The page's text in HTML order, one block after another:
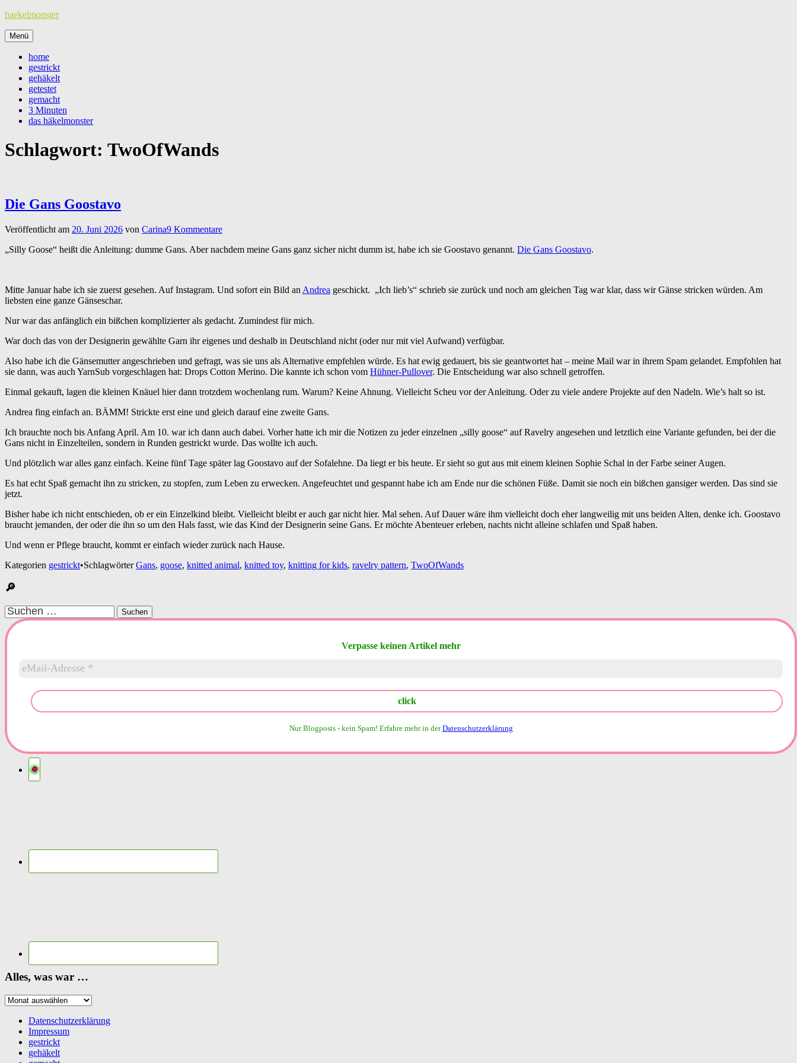
Zum
springen
haekelmonster
Menü
home
gestrickt
gehäkelt
getestet
gemacht
3 Minuten
das häkelmonster
Schlagwort: TwoOfWands
Die Gans Goostavo
Veröffentlicht am 20. Juni 2026 von Carina9 Kommentare
„Silly Goose“ heißt die Anleitung: dumme Gans. Aber nachdem meine Gans ganz sicher nicht dumm ist, habe ich sie Goostavo genannt. Die Gans Goostavo.
Mitte Januar habe ich sie zuerst gesehen. Auf Instagram. Und sofort ein Bild an Andrea geschickt. „Ich lieb’s“ schrieb sie zurück und noch am gleichen Tag war klar, dass wir Gänse stricken würden. Am
liebsten eine ganze Gänseschar.
Nur war das anfänglich ein bißchen komplizierter als gedacht. Zumindest für mich.
War doch das von der Designerin gewählte Garn ihr eigenes und deshalb in Deutschland nicht (oder nur mit viel Aufwand) verfügbar.
Also habe ich die Gänsemutter angeschrieben und gefragt, was sie uns als Alternative empfehlen würde. Es hat ewig gedauert, bis sie geantwortet hat – meine Mail war in ihrem Spam gelandet. Empfohlen hat
sie dann, was auch YarnSub vorgeschlagen hat: Drops Cotton Merino. Die kannte ich schon vom Hühner-Pullover. Die Entscheidung war also schnell getroffen.
Einmal gekauft, lagen die kleinen Knäuel hier dann trotzdem wochenlang rum. Warum? Keine Ahnung. Vielleicht Scheu vor der Anleitung. Oder zu viele andere Projekte auf den Nadeln. Wie’s halt so ist.
Andrea fing einfach an. BÄMM! Strickte erst eine und gleich darauf eine zweite Gans.
Ich brauchte noch bis Anfang April. Am 10. war ich dann auch dabei. Vorher hatte ich mir die Notizen zu jeder einzelnen „silly goose“ auf Ravelry angesehen und letztlich eine Variante gefunden, bei der die
Gans nicht in Einzelteilen, sondern in Runden gestrickt wurde. Das wollte ich auch.
Und plötzlich war alles ganz einfach. Keine fünf Tage später lag Goostavo auf der Sofalehne. Da liegt er bis heute. Er sieht so gut aus mit einem kleinen Sophie Schal in der Farbe seiner Augen.
Es hat echt Spaß gemacht ihn zu stricken, zu stopfen, zum Leben zu erwecken. Angefeuchtet und gespannt habe ich am Ende nur die schönen Füße. Damit sie noch ein bißchen gansiger werden. Das sind sie
jetzt.
Bisher habe ich nicht entschieden, ob er ein Einzelkind bleibt. Vielleicht bleibt er auch gar nicht hier. Mal sehen. Auf Dauer wäre ihm vielleicht doch eher langweilig mit uns beiden Alten, denke ich. Goostavo
braucht jemanden, der oder die ihn so um den Hals fasst, wie das Kind der Designerin seine Gans. Er möchte Abenteuer erleben, nachts nicht alleine schlafen und Spaß haben.
Und wenn er Pflege braucht, kommt er einfach wieder zurück nach Hause.
Kategorien gestrickt•SchlagwörterGans, goose, knitted animal, knitted toy, knitting for kids, ravelry pattern, TwoOfWands
🔎
Suchen
nach:
Verpasse keinen Artikel mehr
Nur Blogposts - kein Spam! Erfahre mehr in derDatenschutzerklärung
Alles, was war …
Alles,
Datenschutzerklärung
Impressum
gestrickt
gehäkelt